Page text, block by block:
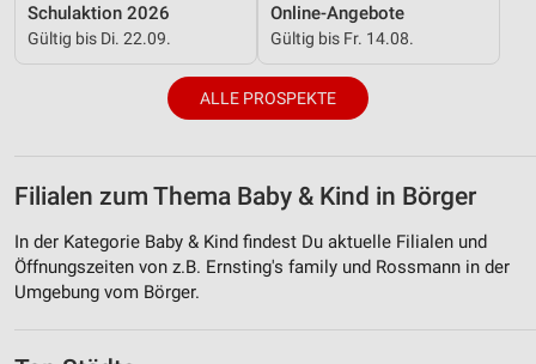
Schulaktion 2026
Gültig bis Di. 22.09.
Online-Angebote
Gültig bis Fr. 14.08.
ALLE PROSPEKTE
Filialen zum Thema Baby & Kind in Börger
In der Kategorie Baby & Kind findest Du aktuelle Filialen und
Öffnungszeiten von z.B. Ernsting's family und Rossmann in der
Umgebung vom Börger.